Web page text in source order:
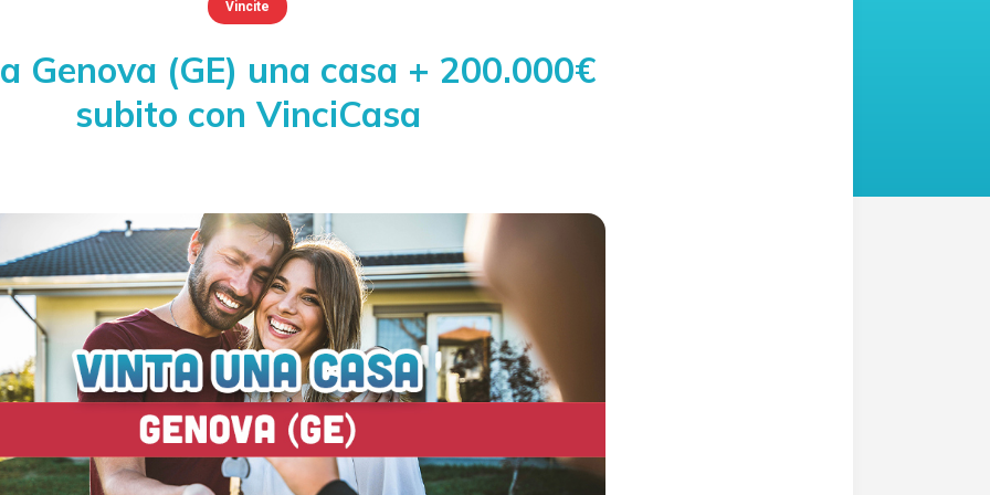
Vincite
Genova (GE) una casa + 200.000€
subito con VinciCasa